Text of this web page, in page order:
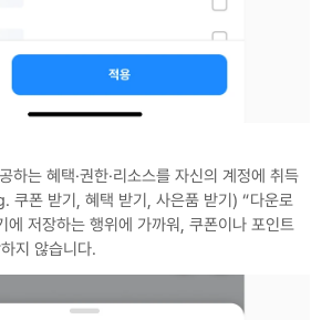
하는 혜택·권한·리소스를 자신의 계정에 취득
쿠폰 받기, 혜택 받기, 사은품 받기) “다운로
에 저장하는 행위에 가까워, 쿠폰이나 포인트
지 않습니다.